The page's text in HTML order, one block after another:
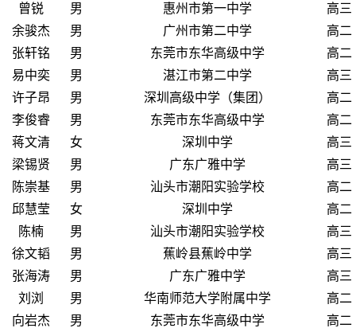
曾锐
男 惠州市第一中学
高三
余骏杰
男 广州市第二中学
高二
张轩铭
男 东莞市东华高级中学
高二
易中奕
男 湛江市第二中学
高三
许子昂
男 深圳高级中学（集团）
高二
李俊睿
男 东莞市东华高级中学
高二
蒋文清
女 深圳中学
高三
梁锡贤
男 广东广雅中学
高三
陈崇基
男 汕头市潮阳实验学校
高二
邱慧莹
女 深圳中学
高二
陈楠
男 汕头市潮阳实验学校
高三
徐文韬
男 蕉岭县蕉岭中学
高三
张海涛
男 广东广雅中学
高三
刘浏
男 华南师范大学附属中学
高二
向岩杰
男 东莞市东华高级中学
高二